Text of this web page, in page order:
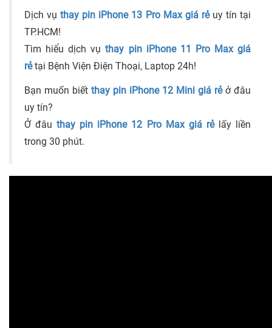
Dịch vụthay pin iPhone 13 Pro Max giá rẻuy tín tại
TP.HCM!
Tìm hiểu dịch vụthay pin iPhone 11 Pro Max giá
rẻtại Bệnh Viện Điện Thoại, Laptop 24h!
Bạn muốn biết thay pin iPhone 12 Mini giá rẻở đâu
uy tín?
Ở đâuthay pin iPhone 12 Pro Max giá rẻlấy liền
trong 30 phút.